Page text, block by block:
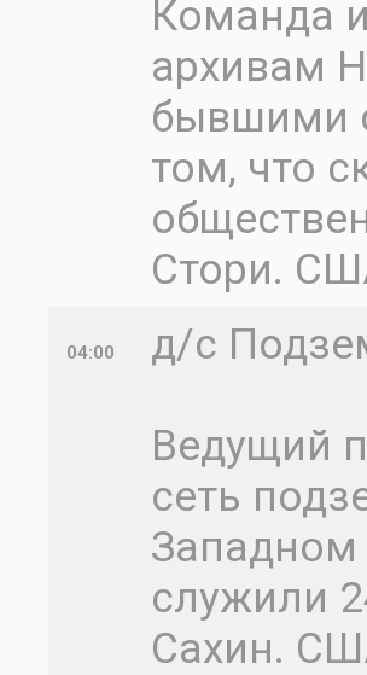
Команда
архивам
бывшими
том, что
Стори.
04:00
д/с
Ведущий
сеть
Западном
служили
Сахин.